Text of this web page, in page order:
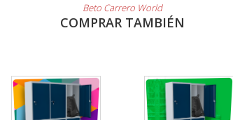
Beto Carrero World
COMPRAR TAMBIÉN